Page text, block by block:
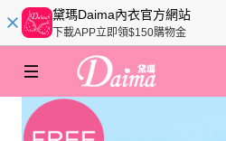
黛瑪Daima內衣官方網站
下載APP立即領$150購物金